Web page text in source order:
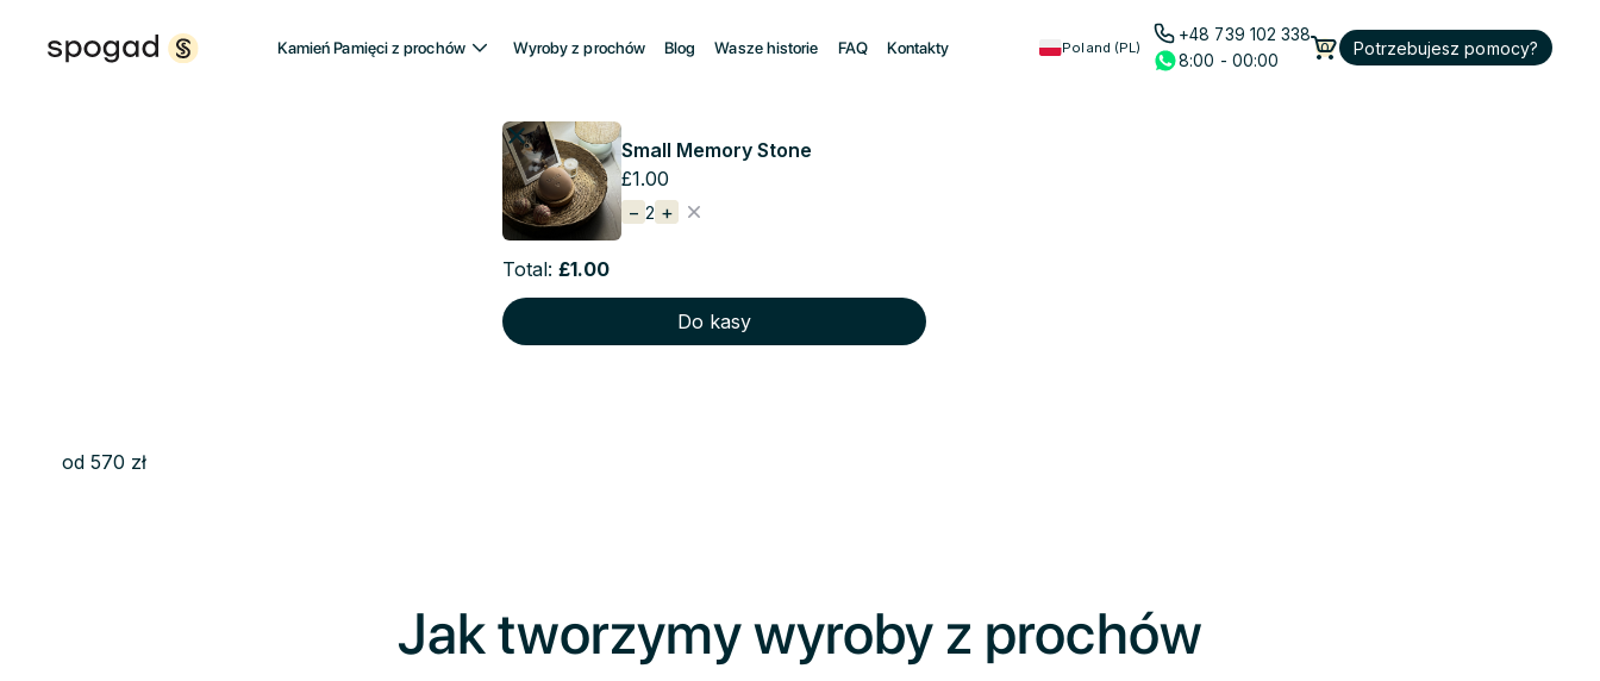
Kamień Pamięci z prochów Wyroby z prochów Blog Wasze historie FAQ Kontakty Poland (PL)
+48 739 102 338
8:00 - 00:00
0 Potrzebujesz pomocy?
Small Memory Stone
£1.00
− 2 +
Total: £1.00
Do kasy
Kamień Pamięci wykonany
z ludzkich prochów
od 570 zł
Jak tworzymy wyroby z prochów